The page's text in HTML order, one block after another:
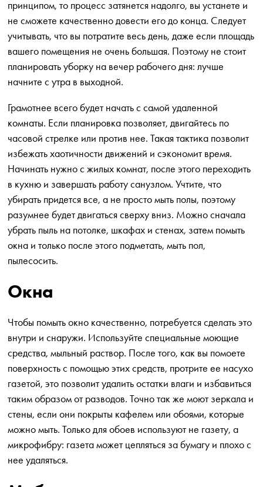
принципом, то процесс затянется надолго, вы устанете и
не сможете качественно довести его до конца. Следует
учитывать, что вы потратите весь день, даже если площадь
вашего помещения не очень большая. Поэтому не стоит
планировать уборку на вечер рабочего дня: лучше
начните с утра в выходной.
Грамотнее всего будет начать с самой удаленной
комнаты. Если планировка позволяет, двигайтесь по
часовой стрелке или против нее. Такая тактика позволит
избежать хаотичности движений и сэкономит время.
Начинать нужно с жилых комнат, после этого переходить
в кухню и завершать работу санузлом. Учтите, что
убирать придется все, а не просто мыть полы, поэтому
разумнее будет двигаться сверху вниз. Можно сначала
убрать пыль на потолке, шкафах и стенах, затем помыть
окна и только после этого подметать, мыть пол,
пылесосить.
Окна
Чтобы помыть окно качественно, потребуется сделать это
внутри и снаружи. Используйте специальные моющие
средства, мыльный раствор. После того, как вы помоете
поверхность с помощью этих средств, протрите ее насухо
газетой, это позволит удалить остатки влаги и избавиться
таким образом от разводов. Точно так же моют зеркала и
стены, если они покрыты кафелем или обоями, которые
можно мыть. Только для обоев используют не газету, а
микрофибру: газета может цепляться за бумагу и плохо с
нее удаляться.